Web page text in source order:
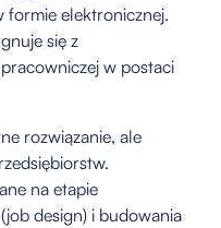
formie elektronicznej.
się z
w postaci
rozwiązanie, ale
na etapie
design) i budowania